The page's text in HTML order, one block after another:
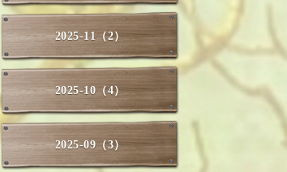
2025-11（2）
2025-10（4）
2025-09（3）